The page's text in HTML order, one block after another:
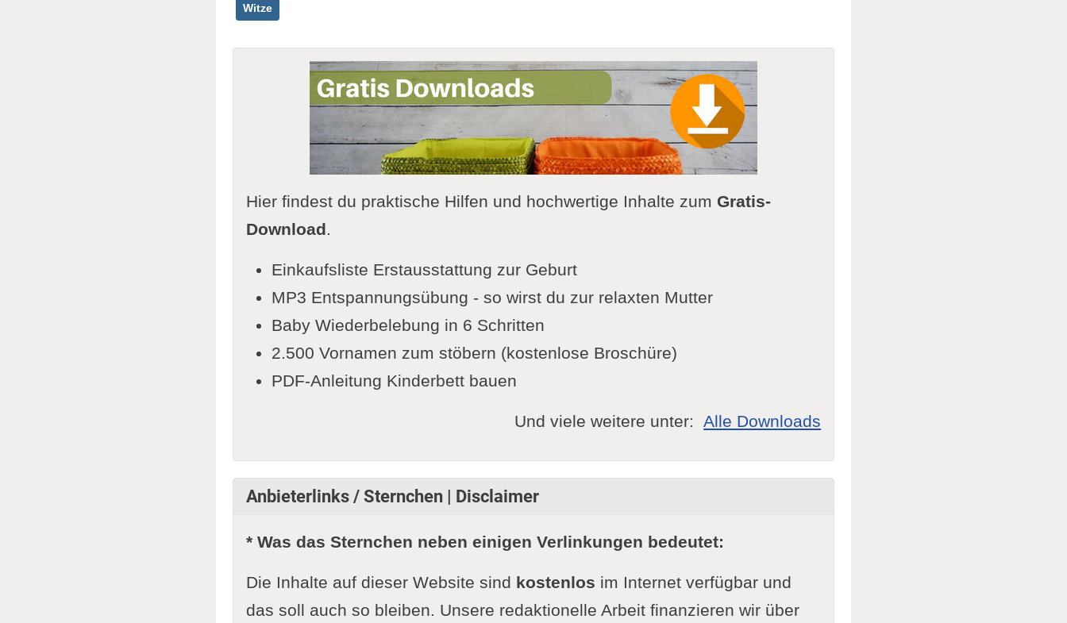
Witze
Hier findest du praktische Hilfen und hochwertige Inhalte zum Gratis-
Download.
Einkaufsliste Erstausstattung zur Geburt
MP3 Entspannungsübung - so wirst du zur relaxten Mutter
Baby Wiederbelebung in 6 Schritten
2.500 Vornamen zum stöbern (kostenlose Broschüre)
PDF-Anleitung Kinderbett bauen
Und viele weitere unter:Alle Downloads
Anbieterlinks / Sternchen | Disclaimer
* Was das Sternchen neben einigen Verlinkungen bedeutet:
Die Inhalte auf dieser Website sind kostenlos im Internet verfügbar und
das soll auch so bleiben. Unsere redaktionelle Arbeit finanzieren wir über